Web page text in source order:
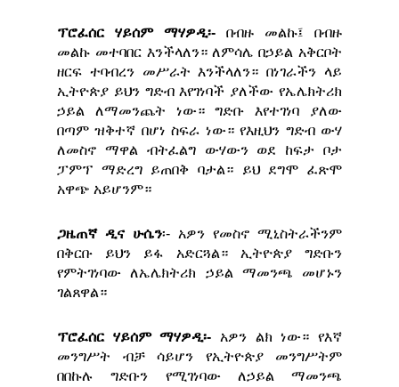
ፕሮፈሰር ሃይሰም ማሃዎዲ፡- በብዙ መልኩ፤ በብዙ
መልኩ መተባበር እንችላለን። ለምሳሌ በኃይል አቅርቦት
ዘርፍ ተባብረን መሥራት እንችላለን። በነገራችን ላይ
ኢትዮጵያ ይህን ግድብ እየገነባች ያለችው የኤሌክትሪክ
ኃይል ለማመንጨት ነው። ግድቡ እየተገነባ ያለው
በጣም ዝቅተኛ በሆነ ስፍራ ነው። የእዚህን ግድብ ውሃ
ለመስኖ ማዋል ብትፈልግ ውሃውን ወደ ከፍታ ቦታ
ፓምፕ ማድረግ ይጠበቅ ባታል። ይህ ደግሞ ፈጽሞ
አዋጭ አይሆንም።
ጋዜጠኛ ዲና ሁሴን፡- አዎን የመስኖ ሚኒስትራችንም
በቅርቡ ይህን ይፋ አድርጓል። ኢትዮጵያ ግድቡን
የምትገነባው ለኤሌክትሪክ ኃይል ማመንጫ መሆኑን
ገልጸዋል።
ፕሮፈሰር ሃይሰም ማሃዎዲ፡- አዎን ልክ ነው። የእኛ
መንግሥት ብቻ ሳይሆን የኢትዮጵያ መንግሥትም
በበኩሉ ግድቡን የሚገነባው ለኃይል ማመንጫ